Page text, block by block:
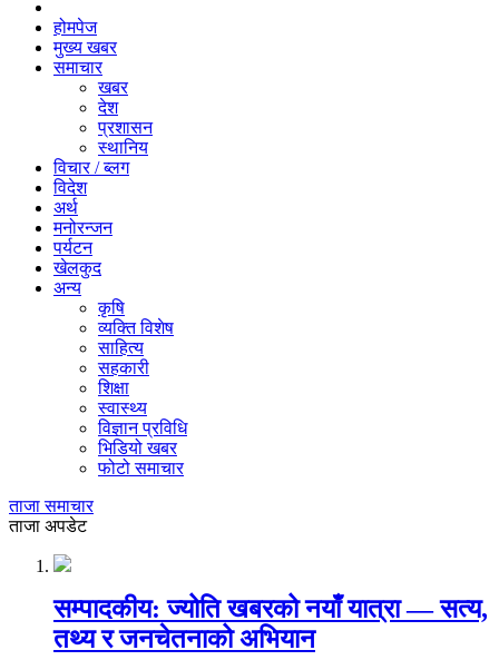
होमपेज
मुख्य खबर
समाचार
खबर
देश
प्रशासन
स्थानिय
विचार / ब्लग
विदेश
अर्थ
मनोरन्जन
पर्यटन
खेलकुद
अन्य
कृषि
व्यक्ति विशेष
साहित्य
सहकारी
शिक्षा
स्वास्थ्य
विज्ञान प्रविधि
भिडियो खबर
फोटो समाचार
ताजा समाचार
ताजा अपडेट
सम्पादकीय: ज्योति खबरको नयाँ यात्रा — सत्य,
तथ्य र जनचेतनाको अभियान